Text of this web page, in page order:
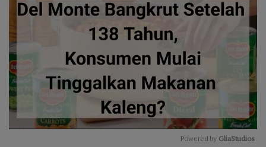
Powered by GliaStudios